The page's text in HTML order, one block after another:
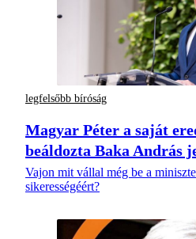
legfelsőbb bíróság
Magyar Péter a saját
beáldozta Baka András
Vajon mit vállal még be a
sikerességéért?